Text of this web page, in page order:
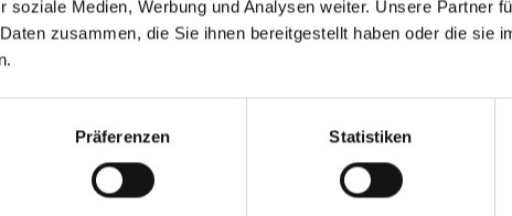
soziale Medien, Werbung und Analysen weiter. Unsere Partner
zusammen, die Sie ihnen bereitgestellt haben oder die sie
Präferenzen Statistiken
MAX